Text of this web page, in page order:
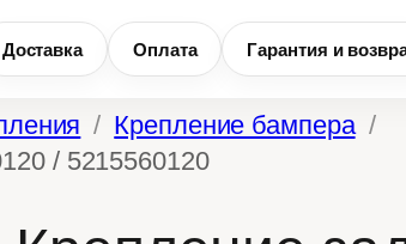
Доставка Оплата Гарантия и
Крепление бампера
/ 5215560120